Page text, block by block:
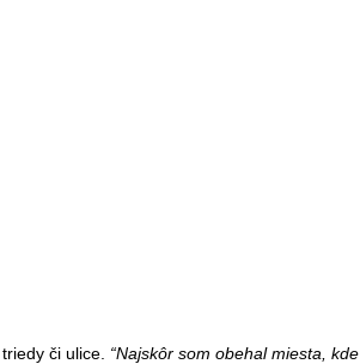
či ulice. “Najskôr som obehal miesta, kde